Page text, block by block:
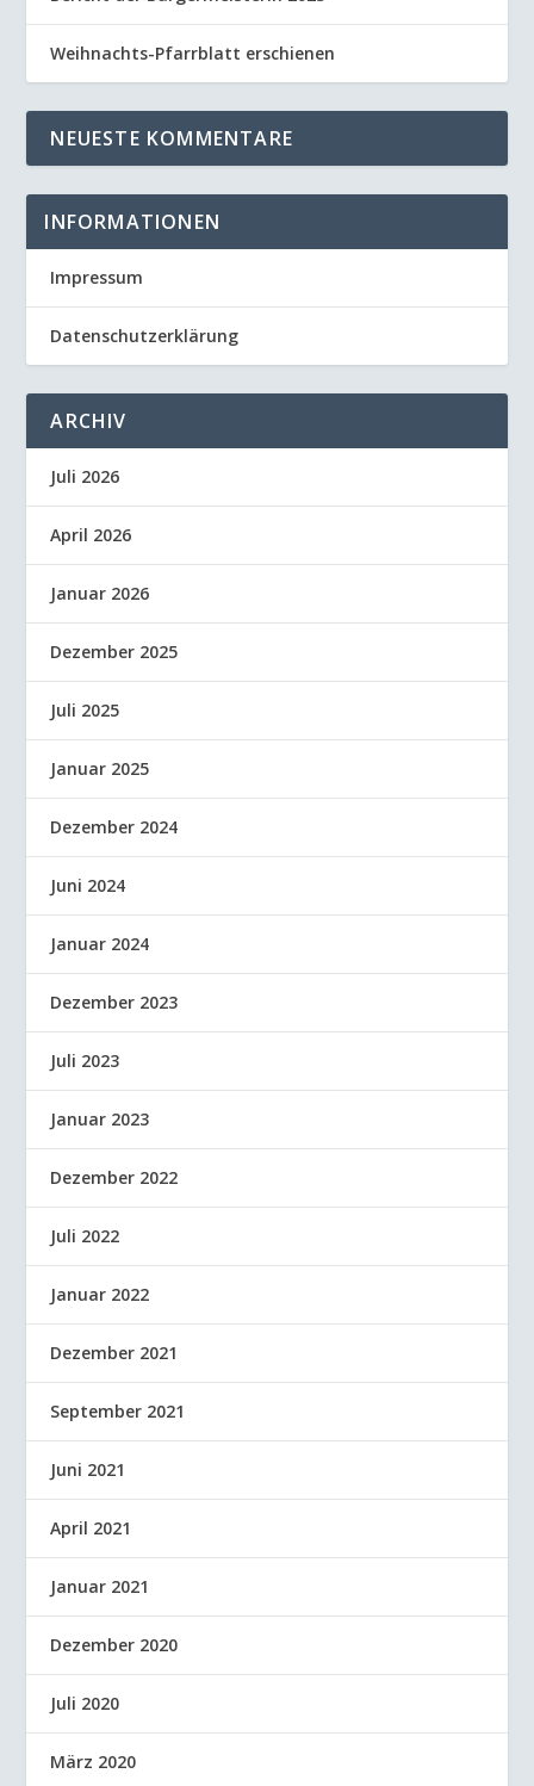
Weihnachts-Pfarrblatt erschienen
NEUESTE KOMMENTARE
INFORMATIONEN
Impressum
Datenschutzerklärung
ARCHIV
Juli 2026
April 2026
Januar 2026
Dezember 2025
Juli 2025
Januar 2025
Dezember 2024
Juni 2024
Januar 2024
Dezember 2023
Juli 2023
Januar 2023
Dezember 2022
Juli 2022
Januar 2022
Dezember 2021
September 2021
Juni 2021
April 2021
Januar 2021
Dezember 2020
Juli 2020
März 2020